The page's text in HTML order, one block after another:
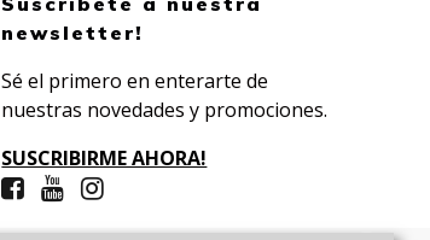
newsletter!
Sé el primero en enterarte de
nuestras novedades y promociones.
SUSCRIBIRME AHORA!